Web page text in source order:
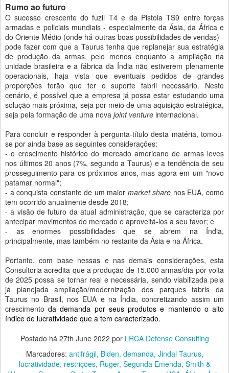
Rumo ao futuro
O sucesso crescente do fuzil T4 e da Pistola TS9 entre forças
armadas e policiais mundiais - especialmente da Ásia, da África e
do Oriente Médio (onde há outras boas possibilidades de vendas) -
pode fazer com que a Taurus tenha que replanejar sua estratégia
de produção da armas, pelo menos enquanto a ampliação na
unidade brasileira e a fábrica da Índia não estiverem plenamente
operacionais, haja vista que eventuais pedidos de grandes
proporções terão que ter o suporte fabril necessário. Neste
cenário, é possível que a empresa já possa estar estudando uma
solução mais próxima, seja por meio de uma aquisição estratégica,
seja pela formação de uma nova joint venture internacional.
Para concluir e responder à pergunta-título desta matéria, tomou-
se por ainda base as seguintes considerações:
- o crescimento histórico do mercado americano de armas leves
nos últimos 20 anos (7%, segundo a Taurus) e a tendência de seu
prosseguimento para os próximos anos, mas agora em um "novo
patamar normal";
- a conquista constante de um maior market share nos EUA, como
tem ocorrido anualmente desde 2018;
- a visão de futuro da atual administração, que se caracteriza por
antecipar movimentos do mercado e aproveitá-los a seu favor; e
- as enormes possibilidades que se abrem na Índia,
principalmente, mas também no restante da Ásia e na África.
Portanto, com base nessas e nas demais considerações, esta
Consultoria acredita que a produção de 15.000 armas/dia por volta
de 2025 possa se tornar real e necessária, sendo viabilizada pela
já planejada ampliação/modernização dos parques fabris da
Taurus no Brasil, nos EUA e na Índia, concretizando assim um
crescimento da demanda por seus produtos e mantendo o alto
índice de lucratividade que a tem caracterizado.
Postado há 27th June 2022 por LRCA Defense Consulting
Marcadores: antifrágil Biden demanda Jindal Taurus
lucratividade restrições Ruger Segunda Emenda Smith &